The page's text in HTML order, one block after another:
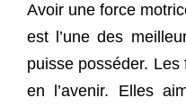
Avoir une force
est l’une des
puisse posséder.
en l’avenir. Elles